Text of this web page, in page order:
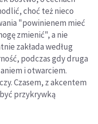
choć też nieco
"powinienem mieć
zmienić", a nie
zakłada według
podczas gdy druga
i otwarciem.
Czasem, z akcentem
przykrywką